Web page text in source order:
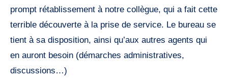
prompt rétablissement à notre collègue, qui a fait cette
terrible découverte à la prise de service. Le bureau se
tient à sa disposition, ainsi qu’aux autres agents qui
en auront besoin (démarches administratives,
discussions…)